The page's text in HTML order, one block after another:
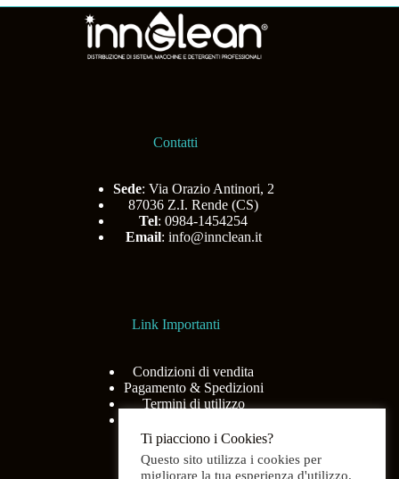
Contatti
Sede: Via Orazio Antinori, 2
87036 Z.I. Rende (CS)
Tel: 0984-1454254
Email: info@innclean.it
Link Importanti
Condizioni di vendita
Pagamento & Spedizioni
Termini di utilizzo
Ti piacciono i Cookies?
Questo sito utilizza i cookies per
migliorare la tua esperienza d'utilizzo.